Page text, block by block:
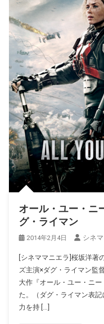
オール・ユー・ニ
グ・ライマン
2014年2月4日 シネ
[シネママニエラ]桜坂洋著
ズ主演×ダグ・ライマン監
大作『オール・ユー・ニ
た。（ダグ・ライマン表
力を持 […]